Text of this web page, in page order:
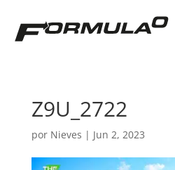
Z9U_2722
por Nieves | Jun 2, 2023